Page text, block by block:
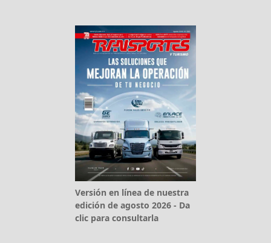
Versión en línea de nuestra
edición de agosto 2026 - Da
clic para consultarla